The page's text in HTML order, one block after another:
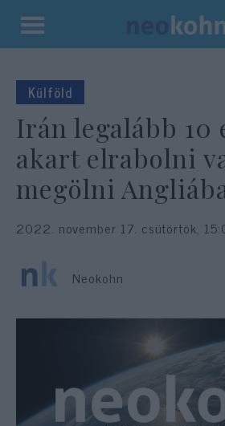
Kilépés
tartalomba
Külföld
Irán legalább 10
akart elrabolni
megölni
2022. november 17. csütörtök,
Neokohn